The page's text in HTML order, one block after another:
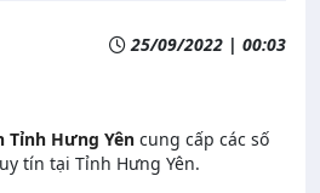
25/09/2022 | 00:03
Hưng Yên cung cấp các số
tín tại Tỉnh Hưng Yên.